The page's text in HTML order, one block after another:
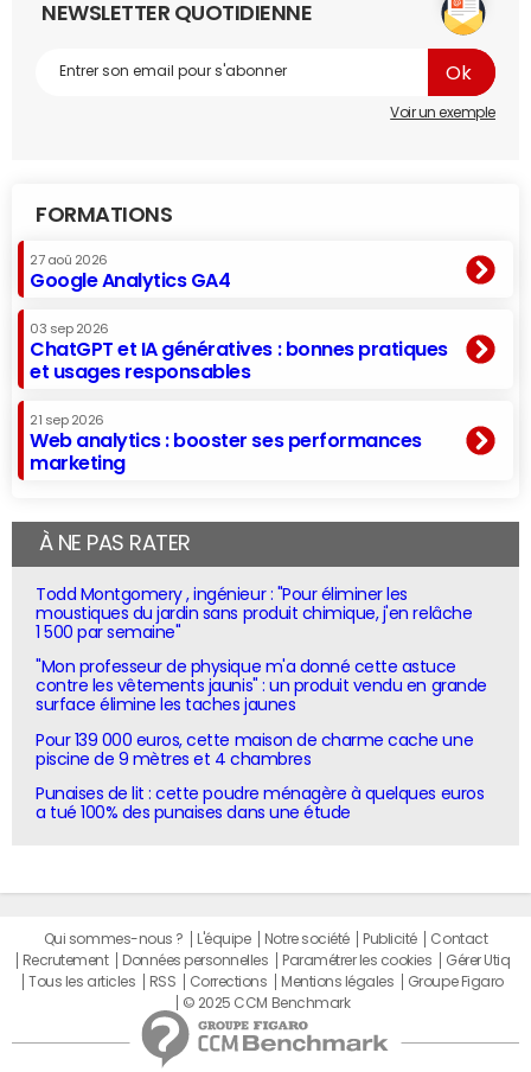
NEWSLETTER QUOTIDIENNE
Voir un exemple
FORMATIONS
27 aoû 2026
Google Analytics GA4
03 sep 2026
ChatGPT et IA génératives : bonnes pratiques
et usages responsables
21 sep 2026
Web analytics : booster ses performances
marketing
À NE PAS RATER
Todd Montgomery , ingénieur : "Pour éliminer les
moustiques du jardin sans produit chimique, j'en relâche
1 500 par semaine"
"Mon professeur de physique m'a donné cette astuce
contre les vêtements jaunis" : un produit vendu en grande
surface élimine les taches jaunes
Pour 139 000 euros, cette maison de charme cache une
piscine de 9 mètres et 4 chambres
Punaises de lit : cette poudre ménagère à quelques euros
a tué 100% des punaises dans une étude
Qui sommes-nous ? L'équipe Notre société Publicité
Contact
Recrutement
Données personnelles Paramétrer les cookies
Gérer Utiq
Tous les articles
RSS Corrections Mentions légales
Groupe Figaro
© 2025 CCM Benchmark